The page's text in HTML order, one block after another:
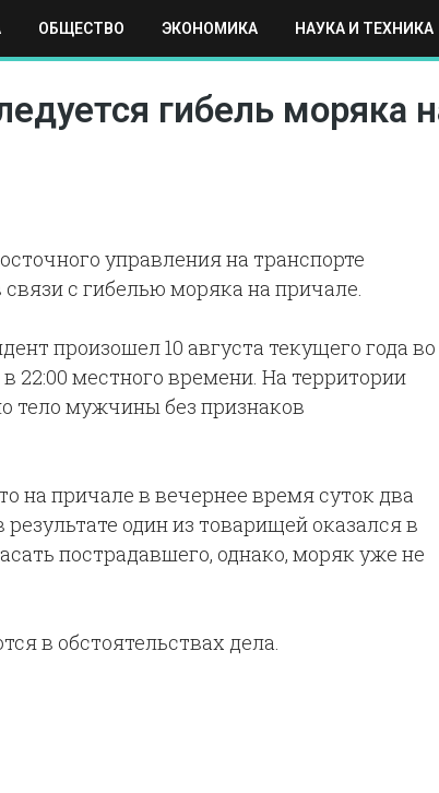
ОБЩЕСТВО ЭКОНОМИКА НАУКА И ТЕХНИКА
СПОРТ МОСКВА РЕГИОНЫ МИР
гибель моряка
управления на транспорте
с гибелью моряка на причале.
произошел 10 августа текущего года во
22:00 местного времени. На территории
тело мужчины без признаков
на причале в вечернее время суток два
один из товарищей оказался в
пострадавшего, однако, моряк уже не
в обстоятельствах дела.